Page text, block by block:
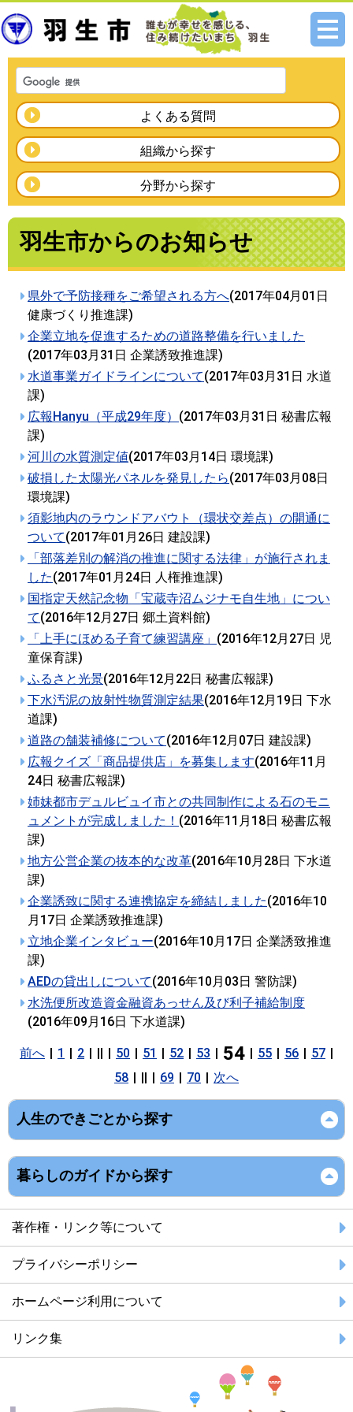
メニ
よくある質問
組織から探す
分野から探す
羽生市からのお知らせ
県外で予防接種をご希望される方へ(2017年04月01日
健康づくり推進課)
企業立地を促進するための道路整備を行いました
(2017年03月31日 企業誘致推進課)
水道事業ガイドラインについて(2017年03月31日 水道
課)
広報Hanyu（平成29年度） (2017年03月31日 秘書広報
課)
河川の水質測定値(2017年03月14日 環境課)
破損した太陽光パネルを発見したら(2017年03月08日
環境課)
須影地内のラウンドアバウト（環状交差点）の開通に
ついて(2017年01月26日 建設課)
「部落差別の解消の推進に関する法律」が施行されま
した(2017年01月24日 人権推進課)
国指定天然記念物「宝蔵寺沼ムジナモ自生地」につい
て(2016年12月27日 郷土資料館)
「上手にほめる子育て練習講座」 (2016年12月27日 児
童保育課)
ふるさと光景(2016年12月22日 秘書広報課)
下水汚泥の放射性物質測定結果(2016年12月19日 下水
道課)
道路の舗装補修について(2016年12月07日 建設課)
広報クイズ「商品提供店」を募集します(2016年11月
24日 秘書広報課)
姉妹都市デュルビュイ市との共同制作による石のモニ
ュメントが完成しました！ (2016年11月18日 秘書広報
課)
地方公営企業の抜本的な改革(2016年10月28日 下水道
課)
企業誘致に関する連携協定を締結しました(2016年10
月17日 企業誘致推進課)
立地企業インタビュー(2016年10月17日 企業誘致推進
課)
AEDの貸出しについて(2016年10月03日 警防課)
水洗便所改造資金融資あっせん及び利子補給制度
(2016年09月16日 下水道課)
前へ | 1 | 2 | || | 50 | 51 | 52 | 53 | 54 | 55 | 56 | 57 |
58 | || | 69 | 70 | 次へ
人生のできごとから探す
暮らしのガイドから探す
著作権・リンク等について
プライバシーポリシー
ホームページ利用について
リンク集